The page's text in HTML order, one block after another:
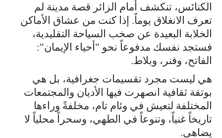
الكنائس، تنكشف أمام الزائر قصة مدينة لم
تعرف الانغلاق يوماً. إذا كنت من عشاق الأماكن
الخلابة البعيدة عن صخب السياحة التقليدية،
فستجد نفسك مدفوعاً نحو "أحياء الإيمان":
الفاتح، وفنر، وبلاط.
هي ليست مجرد تقسيمات جغرافية، بل هي
بوتقة ثقافية انصهرت فيها الأديان والمجتمعات
المختلفة لتعيش في وئام تام، مخلفةً وراءها
تاريخاً غنياً، وتنوعاً في الطهي، وسحراً محلياً لا
يضاهى.